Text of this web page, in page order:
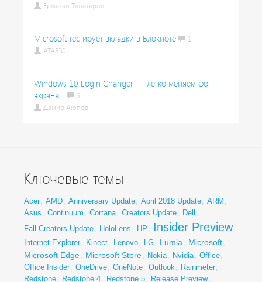
Ермахан Танатаров
Microsoft тестирует вкладки в Блокноте
1
ATARIG
Windows 10 Login Changer — легко меняем фон
экрана...
6
Дамир Аюпов
Ключевые темы
Acer, AMD, Anniversary Update, April 2018 Update, ARM ,
Asus , Continuum , Cortana, Creators Update, Dell ,
Fall Creators Update, HoloLens , HP , Insider Preview,
Internet Explorer, Kinect, Lenovo, LG, Lumia, Microsoft,
Microsoft Edge, Microsoft Store, Nokia, Nvidia, Office,
Office Insider, OneDrive, OneNote, Outlook, Rainmeter,
Redstone, Redstone 4, Redstone 5, Release Preview,